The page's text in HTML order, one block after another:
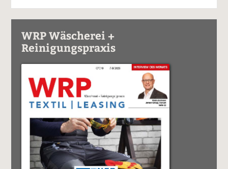
WRP Wäscherei +
Reinigungspraxis